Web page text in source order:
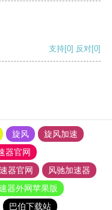
支持[0] 反对[0]
旋风
旋风加速
器官网
器官网
风驰加速器
器外网苹果版
巴伯下载站